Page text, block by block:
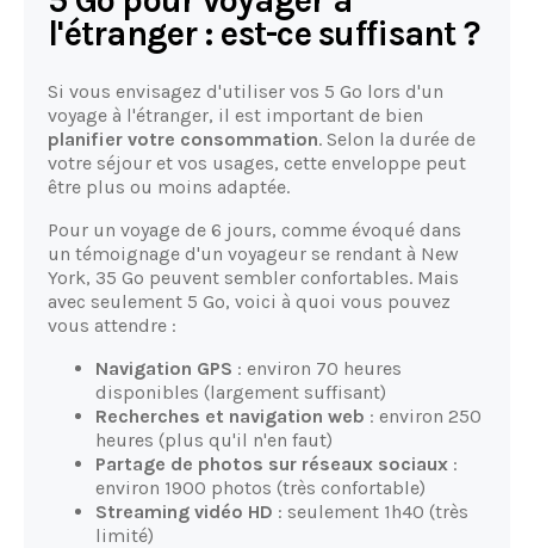
l'étranger : est-ce suffisant ?
Si vous envisagez d'utiliser vos 5 Go lors d'un
voyage à l'étranger, il est important de bien
planifier votre consommation. Selon la durée de
votre séjour et vos usages, cette enveloppe peut
être plus ou moins adaptée.
Pour un voyage de 6 jours, comme évoqué dans
un témoignage d'un voyageur se rendant à New
York, 35 Go peuvent sembler confortables. Mais
avec seulement 5 Go, voici à quoi vous pouvez
vous attendre :
Navigation GPS : environ 70 heures
disponibles (largement suffisant)
Recherches et navigation web : environ 250
heures (plus qu'il n'en faut)
Partage de photos sur réseaux sociaux :
environ 1900 photos (très confortable)
Streaming vidéo HD : seulement 1h40 (très
limité)